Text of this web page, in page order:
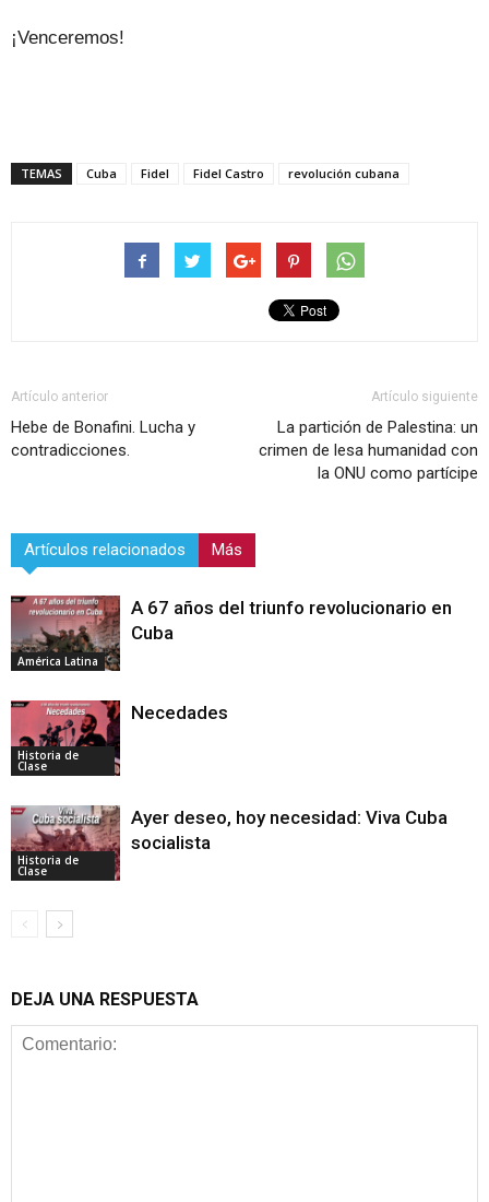
¡Venceremos!
TEMAS Cuba Fidel Fidel Castro revolución cubana
Artículo anterior
Hebe de Bonafini. Lucha y
contradicciones.
Artículo siguiente
La partición de Palestina: un
crimen de lesa humanidad con
la ONU como partícipe
Artículos relacionados Más
América Latina
A 67 años del triunfo revolucionario en
Cuba
Historia de
Clase
Necedades
Historia de
Clase
Ayer deseo, hoy necesidad: Viva Cuba
socialista
DEJA UNA RESPUESTA